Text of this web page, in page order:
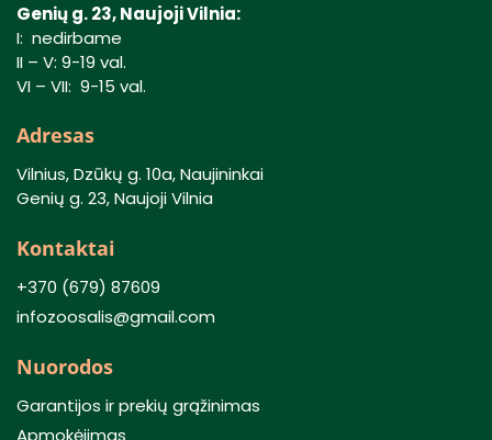
Genių g. 23, Naujoji Vilnia:
I: nedirbame
II – V: 9-19 val.
VI – VII: 9-15 val.
Adresas
Vilnius, Dzūkų g. 10a, Naujininkai
Genių g. 23, Naujoji Vilnia
Kontaktai
+370 (679) 87609
infozoosalis@gmail.com
Nuorodos
Garantijos ir prekių grąžinimas
Apmokėjimas